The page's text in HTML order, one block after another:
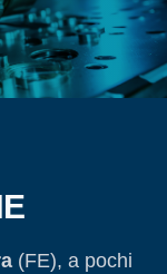
(FE), a pochi